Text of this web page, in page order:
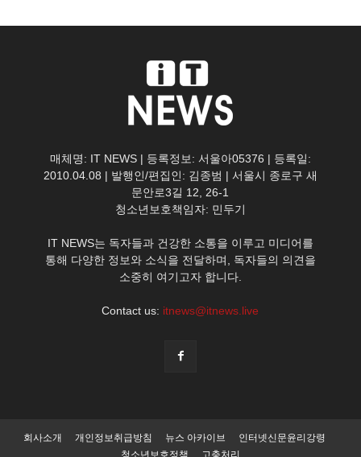
매체명: IT NEWS | 등록정보: 서울아05376 | 등록일:
2010.04.08 | 발행인/편집인: 김종범 | 서울시 종로구 새
문안로3길 12, 26-1
청소년보호책임자: 민두기
IT NEWS는 독자들과 건강한 소통을 이루고 미디어를
통해 다양한 정보와 소식을 전달하며, 독자들의 의견을
소중히 여기고자 합니다.
Contact us: itnews@itnews.live
회사소개 개인정보취급방침 뉴스 아카이브
인터넷신문윤리강령